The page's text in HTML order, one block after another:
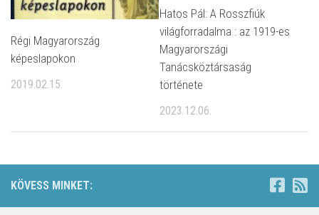
Régi Magyarország
képeslapokon
2019.02.15.
Hatos Pál: A Rosszfiúk
világforradalma : az 1919-es
Magyarországi
Tanácsköztársaság
története
2023.12.06.
KÖVESS MINKET: